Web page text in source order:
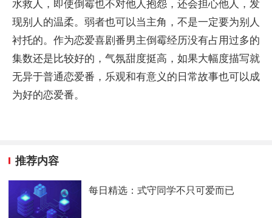
水救人，即使倒霉也不对他人抱怨，还会担心他人，发
现别人的温柔。弱者也可以当主角，不是一定要为别人
衬托的。作为恋爱喜剧番男主倒霉经历没有占用过多的
集数还是比较好的，气氛甜度挺高，如果大幅度描写就
无异于普通恋爱番，乐观和有意义的日常故事也可以成
为好的恋爱番。
推荐内容
每日精选：式守同学不只可爱而已